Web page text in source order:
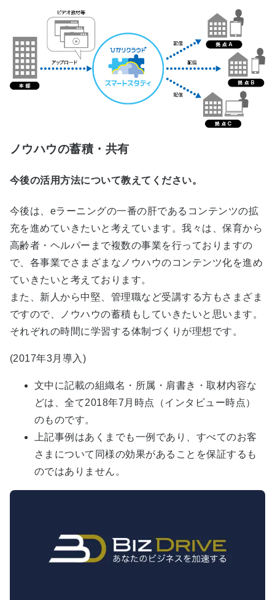
ノウハウの蓄積・共有
今後の活用方法について教えてください。
今後は、eラーニングの一番の肝であるコンテンツの拡
充を進めていきたいと考えています。我々は、保育から
高齢者・ヘルパーまで複数の事業を行っておりますの
で、各事業でさまざまなノウハウのコンテンツ化を進め
ていきたいと考えております。
また、新人から中堅、管理職など受講する方もさまざま
ですので、ノウハウの蓄積もしていきたいと思います。
それぞれの時間に学習する体制づくりが理想です。
(2017年3月導入)
文中に記載の組織名・所属・肩書き・取材内容な
どは、全て2018年7月時点（インタビュー時点）
のものです。
上記事例はあくまでも一例であり、すべてのお客
さまについて同様の効果があることを保証するも
のではありません。